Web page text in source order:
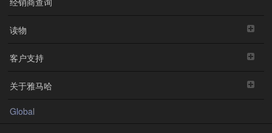
读物
客户支持
关于雅马哈
Global